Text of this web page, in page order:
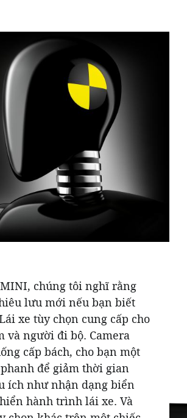
chúng tôi nghĩ rằng
lưu mới nếu bạn biết
xe tùy chọn cung cấp cho
và người đi bộ. Camera
cấp bách, cho bạn một
để giảm thời gian
ích như nhận dạng biển
hành trình lái xe. Và